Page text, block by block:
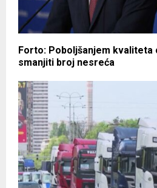
Forto: Poboljšanjem kvaliteta
smanjiti broj nesreća